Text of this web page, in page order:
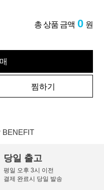
총 상품 금액 0 원
찜하기
BENEFIT
당일 출고
평일 오후 3시 이전
결제 완료시 당일 발송